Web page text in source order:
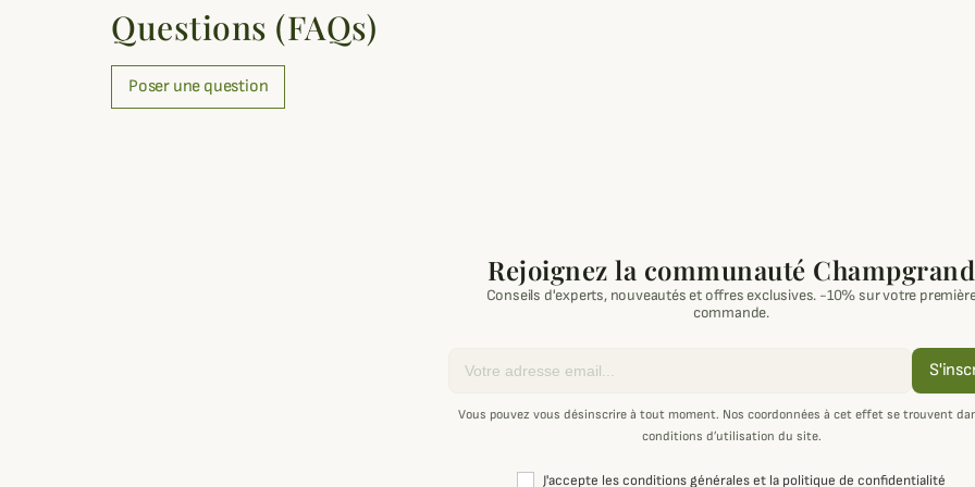
Questions (FAQs)
Poser une question
Rejoignez la communauté Champgrand
Conseils d'experts, nouveautés et offres exclusives. -10% sur votre
commande.
Vous pouvez vous désinscrire à tout moment. Nos coordonnées à cet effet se trouvent
conditions d’utilisation du site.
J'accepte les conditions générales et la politique de confidentialité